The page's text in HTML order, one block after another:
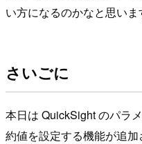
い方になるのかなと思いま
さいごに
本日は QuickSight のパラ
約値を設定する機能が追